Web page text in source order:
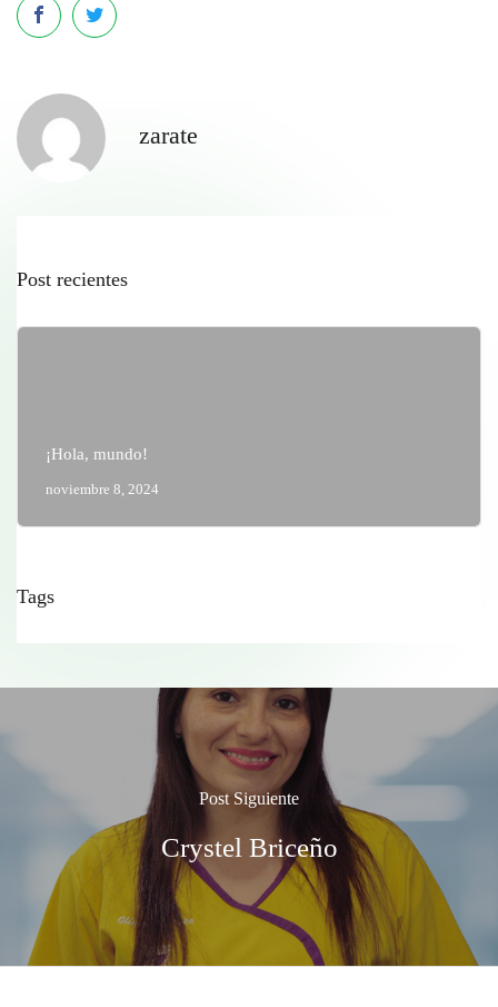
zarate
Post recientes
¡Hola, mundo!
noviembre 8, 2024
Tags
Post Siguiente
Crystel Briceño